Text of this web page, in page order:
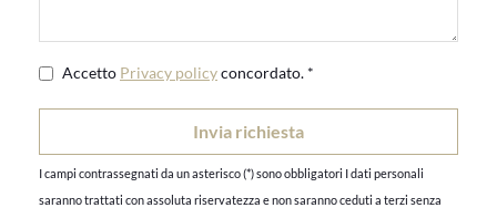
Accetto Privacy policyconcordato. *
I campi contrassegnati da un asterisco (*) sono obbligatori I dati personali
saranno trattati con assoluta riservatezza e non saranno ceduti a terzi senza